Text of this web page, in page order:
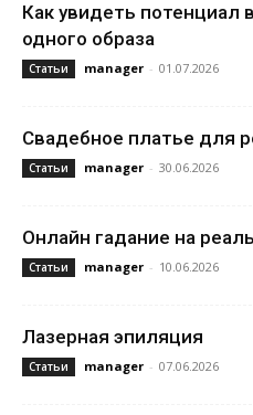
Как увидеть потенциал
одного образа
Статьи manager - 01.07.2026
Свадебное платье для
Статьи manager - 30.06.2026
Онлайн гадание на
Статьи manager - 10.06.2026
Лазерная эпиляция
Статьи manager - 07.06.2026